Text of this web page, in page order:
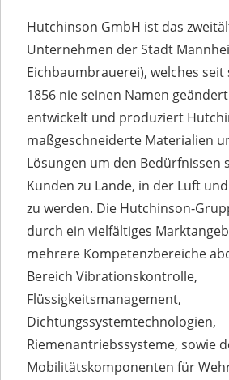
Hutchinson GmbH ist das
Unternehmen der Stadt
Eichbaumbrauerei), welches
1856 nie seinen Namen
entwickelt und produziert
maßgeschneiderte Materialien
Lösungen um den Bedürfnissen
Kunden zu Lande, in der Luft
zu werden. Die Hutchinson-
durch ein vielfältiges
mehrere Kompetenzbereiche
Bereich Vibrationskontrolle,
Flüssigkeitsmanagement,
Dichtungssystemtechnologien,
Riemenantriebssysteme, sowie
Mobilitätskomponenten für